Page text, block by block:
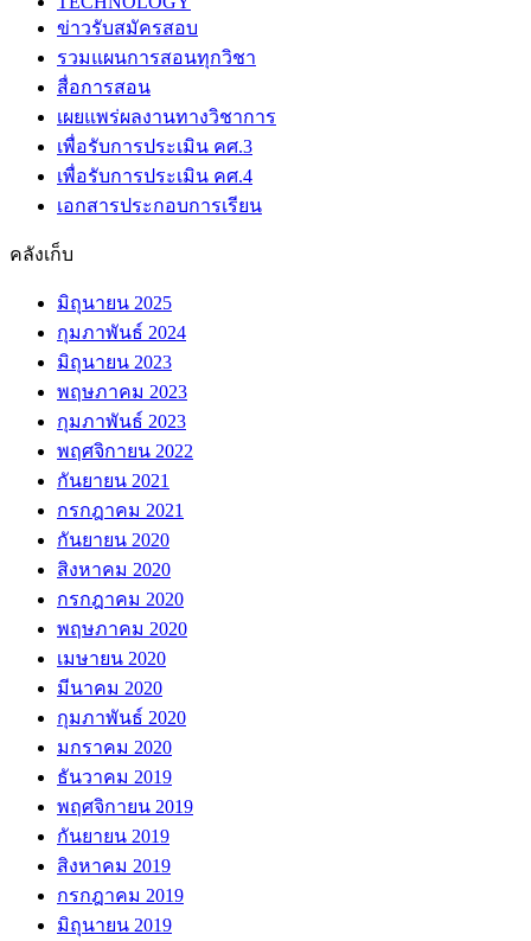
ข่าวรับสมัครสอบ
รวมแผนการสอนทุกวิชา
สื่อการสอน
เผยแพร่ผลงานทางวิชาการ
เพื่อรับการประเมิน คศ.3
เพื่อรับการประเมิน คศ.4
เอกสารประกอบการเรียน
คลังเก็บ
มิถุนายน 2025
กุมภาพันธ์ 2024
มิถุนายน 2023
พฤษภาคม 2023
กุมภาพันธ์ 2023
พฤศจิกายน 2022
กันยายน 2021
กรกฎาคม 2021
กันยายน 2020
สิงหาคม 2020
กรกฎาคม 2020
พฤษภาคม 2020
เมษายน 2020
มีนาคม 2020
กุมภาพันธ์ 2020
มกราคม 2020
ธันวาคม 2019
พฤศจิกายน 2019
กันยายน 2019
สิงหาคม 2019
กรกฎาคม 2019
มิถุนายน 2019